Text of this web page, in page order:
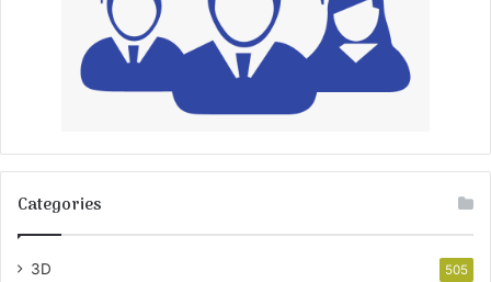
Categories
3D 505